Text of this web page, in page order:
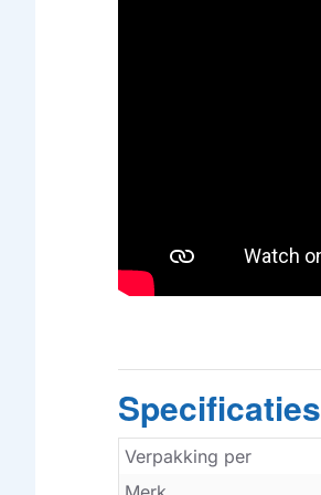
Specificaties
Verpakking per